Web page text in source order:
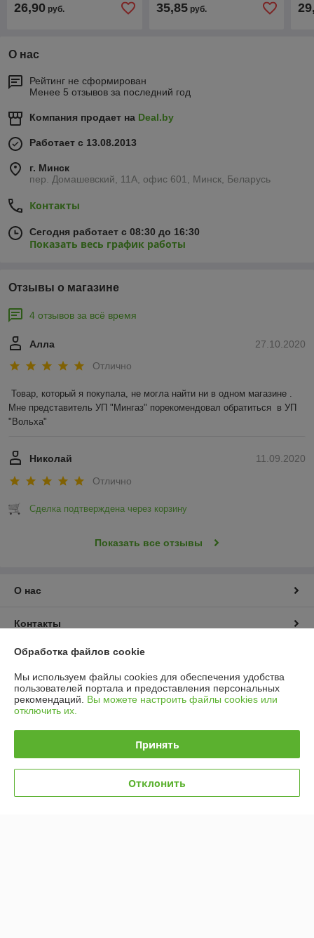
26,90 руб. 35,85руб.
О нас
Рейтинг не сформирован
Менее 5 отзывов за последний год
Компания продает на Deal.by
Работает с 13.08.2013
г. Минск
пер. Домашевский, 11А, офис 601, Минск, Беларусь
Контакты
Сегодня работает с 08:30 до 16:30
Показать весь график работы
Отзывы о магазине
4 отзывов за всё время
27.10.2020
Алла
Отлично
Товар, который я покупала, не могла найти ни в одном магазине .
Мне представитель УП "Мингаз" порекомендовал обратиться  в УП
"Вольха"
11.09.2020
Николай
Отлично
Сделка подтверждена через корзину
Показать все отзывы
О нас
Контакты
Доставка и оплата
График работы
Политика обработки cookies
Сайт создан на платформе Deal.by
Обработка файлов cookie
Мы используем файлы cookies для обеспечения удобства
пользователей портала и предоставления персональных
рекомендаций. Вы можете настроить файлы cookies или
отключить их.
Принять
Отклонить